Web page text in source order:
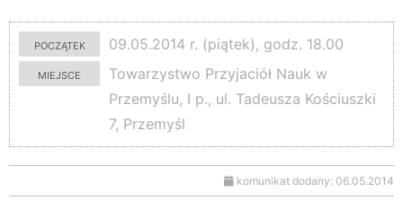
początek
09.05.2014 r. (piątek), godz. 18.00
miejsce
Towarzystwo Przyjaciół Nauk w
Przemyślu, I p., ul. Tadeusza Kościuszki
7, Przemyśl
komunikat dodany: 06.05.2014